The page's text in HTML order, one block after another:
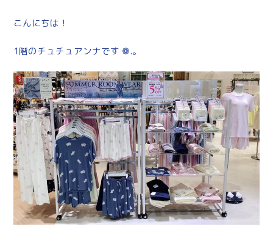
こんにちは！
1階のチュチュアンナです ❁.｡